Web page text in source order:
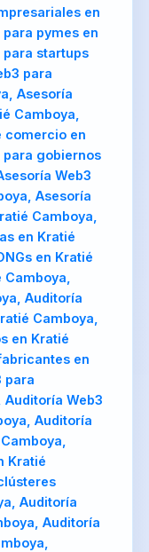
en
pymes en
para startups
para
Asesoría
Camboya,
comercio en
para gobiernos
Web3
Asesoría
Camboya,
en Kratié
en Kratié
Auditoría
Camboya,
en Kratié
en
para
Web3
Auditoría
Kratié
Auditoría
Auditoría